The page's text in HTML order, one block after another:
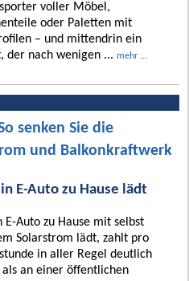
voller Möbel,
oder Paletten mit
– und mittendrin ein
der nach wenigen ... mehr ...
senken Sie die
und Balkonkraftwerk
E-Auto zu Hause lädt
E-Auto zu Hause mit selbst
Solarstrom lädt, zahlt pro
in aller Regel deutlich
an einer öffentlichen